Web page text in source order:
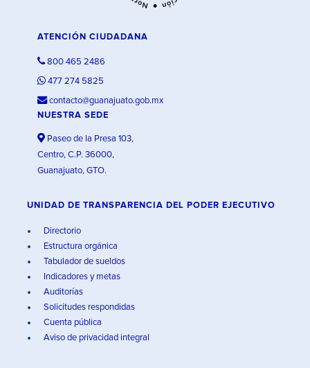
ATENCIÓN CIUDADANA
800 465 2486
477 274 5825
contacto@guanajuato.gob.mx
NUESTRA SEDE
Paseo de la Presa 103,
Centro, C.P. 36000,
Guanajuato, GTO.
UNIDAD DE TRANSPARENCIA DEL PODER EJECUTIVO
Directorio
Estructura orgánica
Tabulador de sueldos
Indicadores y metas
Auditorías
Solicitudes respondidas
Cuenta pública
Aviso de privacidad integral